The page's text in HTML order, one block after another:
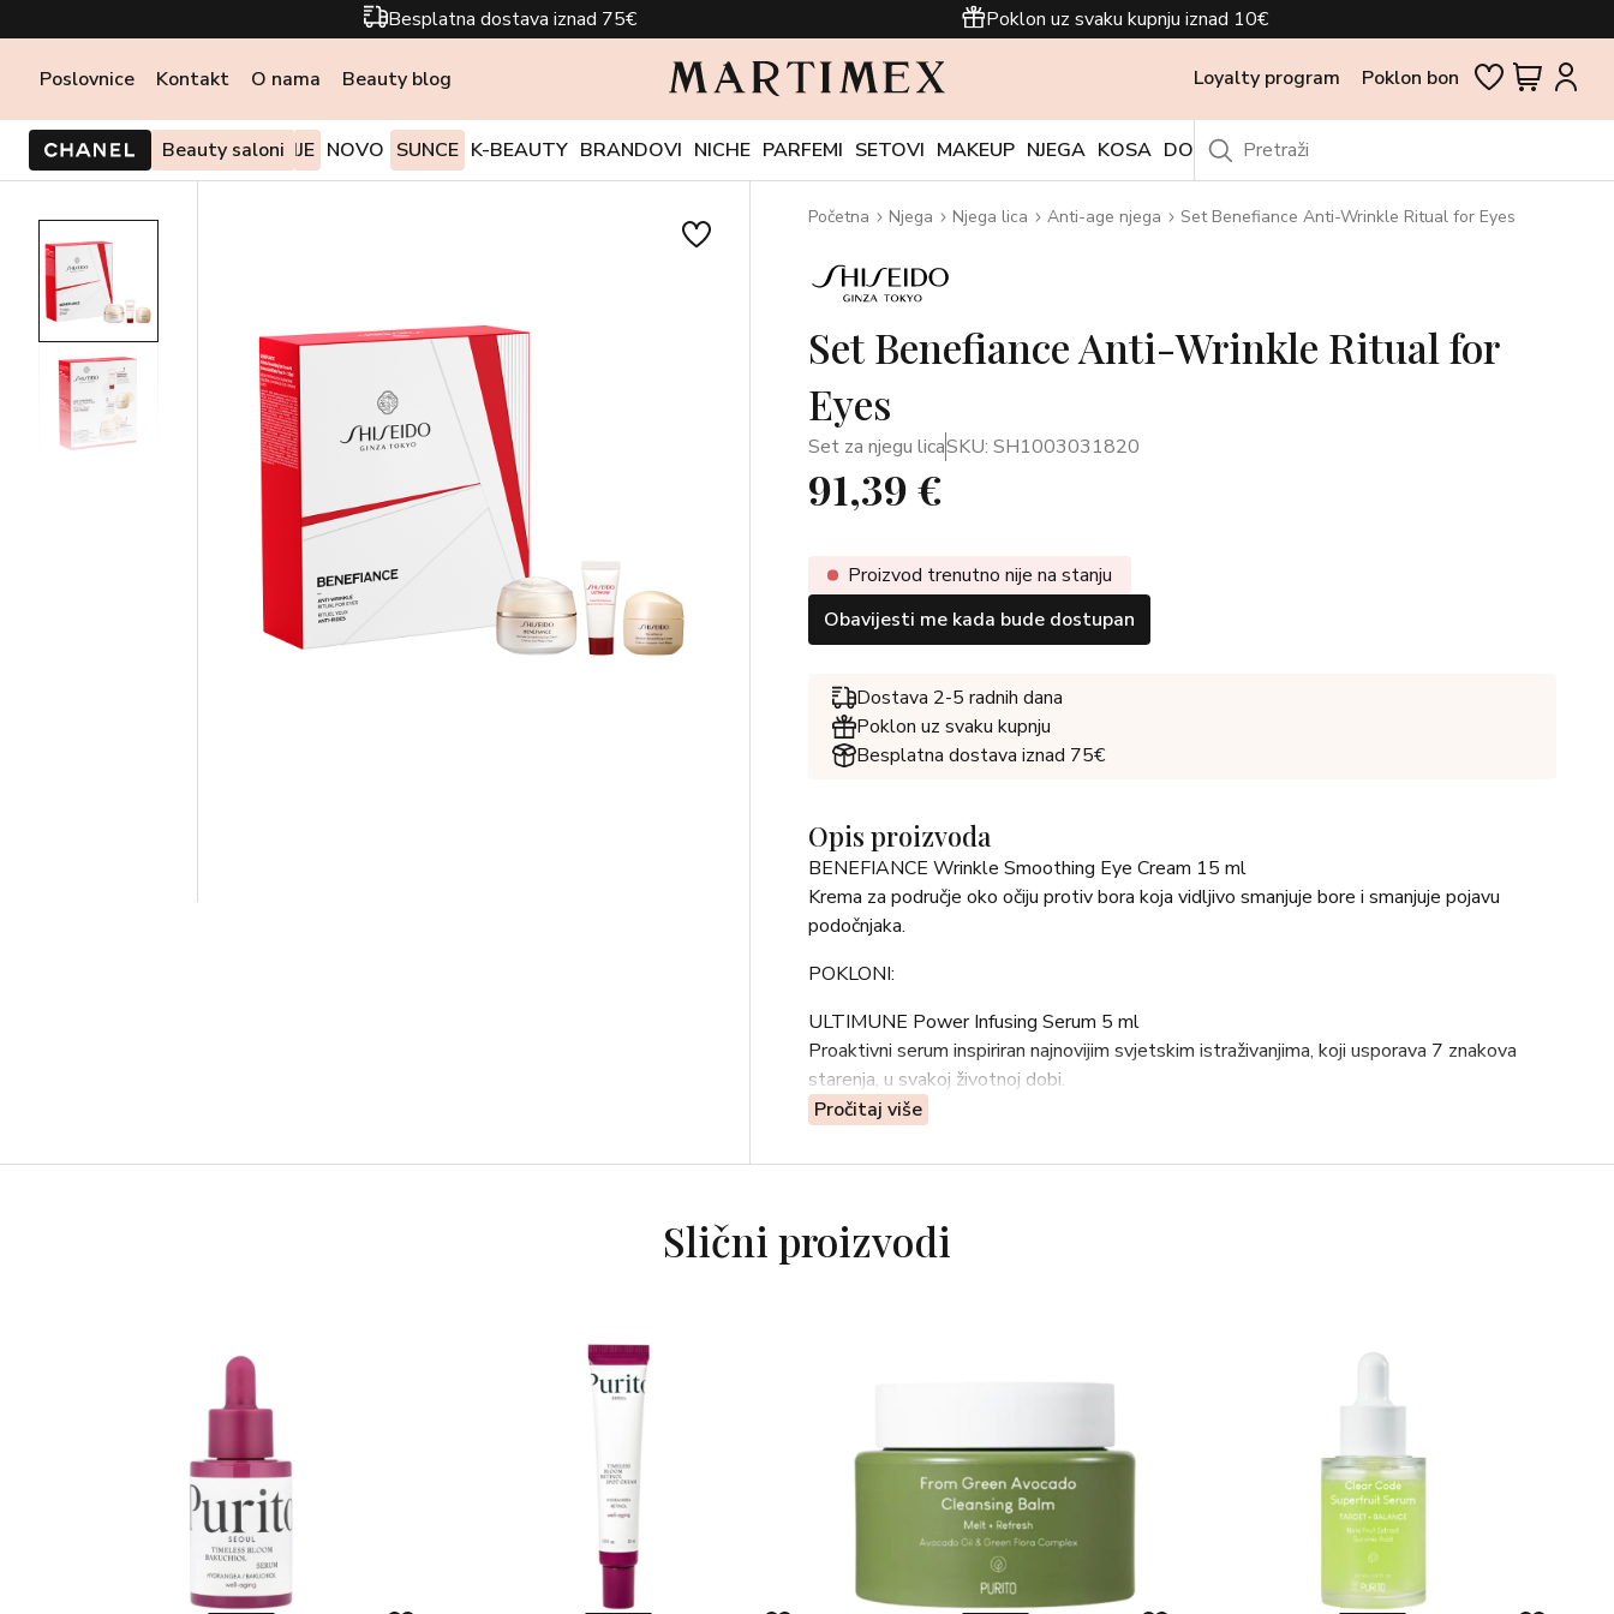
Besplatna dostava iznad 75€ Poklon uz svaku kupnju iznad 10€
Poslovnice Kontakt O nama Beauty blog Loyalty program Poklon bon
Beauty saloni
PONUDE I AKCIJE NOVO SUNCE K-BEAUTY BRANDOVI NICHE PARFEMI SETOVI MAKEUP NJEGA KOSA DODACI OUTLET
Početna Njega Njega lica Anti-age njega Set Benefiance Anti-Wrinkle Ritual for Eyes
Set Benefiance Anti-Wrinkle Ritual for
Eyes
Set za njegu licaSKU: SH1003031820
91,39 €
Proizvod trenutno nije na stanju
Obavijesti me kada bude dostupan
Dostava 2-5 radnih dana
Poklon uz svaku kupnju
Besplatna dostava iznad 75€
Opis proizvoda
BENEFIANCE Wrinkle Smoothing Eye Cream 15 ml
Krema za područje oko očiju protiv bora koja vidljivo smanjuje bore i smanjuje pojavu
podočnjaka.
POKLONI:
ULTIMUNE Power Infusing Serum 5 ml
Proaktivni serum inspiriran najnovijim svjetskim istraživanjima, koji usporava 7 znakova
starenja, u svakoj životnoj dobi.
BENEFIANCE Wrinkle Smoothing Cream 15 ml
Koristiti ujutro i navečer, nakon čišćenja lica i nanosa losiona.
Koristeći vrh prstenjaka, uzmite količinu proizvoda veličine zrna riže za oba oka i nježno
nanesite na područje oko očiju.
SASTOJCI: BENEFIANCE Wrinkle Smoothing Eye Cream
INGREDIENTI: WATER(AQUA/EAU)･HYDROGENATED POLYDECENE･MINERAL
OIL(PARAFFINUM LIQUIDUM/HUILE MINERALE)･GLYCERIN･BUTYLENE GLYCOL･
PARAFFIN･MICROCRYSTALLINE WAX(CERA MICROCRISTALLINA/CIRE
Pročitaj više
Slični proizvodi